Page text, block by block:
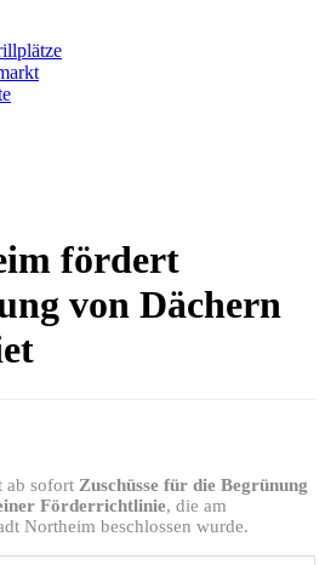
fördert
von Dächern
ab sofort Zuschüsse für die Begrünung
Förderrichtlinie, die am
Northeim beschlossen wurde.